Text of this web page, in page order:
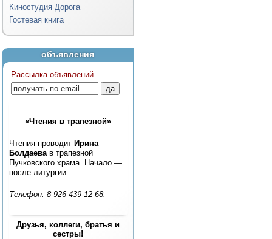
Киностудия Дорога
Гостевая книга
объявления
Рассылка объявлений
«Чтения в трапезной»
Чтения проводит Ирина
Болдаева в трапезной
Пучковского храма. Начало —
после литургии.
Телефон: 8-926-439-12-68.
Друзья, коллеги, братья и
сестры!